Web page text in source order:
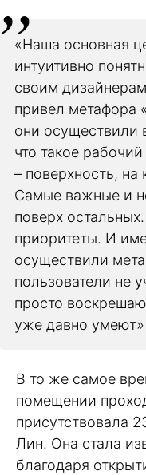
«Наша основная
интуитивно
своим
привел метафора
они осуществили
что такое
– поверхность, на
Самые важные и
поверх
приоритеты. И
осуществили
пользователи не
просто
уже давно умеют»
В то же самое
помещении
присутствовала
Лин. Она стала
благодаря